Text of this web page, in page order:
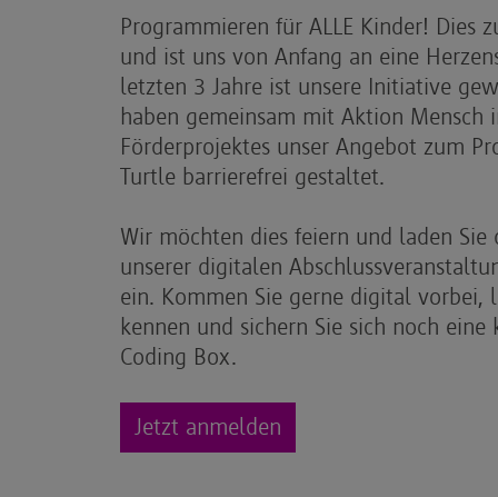
Programmieren für ALLE Kinder! Dies
und ist uns von Anfang an eine
letzten 3 Jahre ist unsere Initiative
haben gemeinsam mit Aktion Mensch
Förderprojektes unser Angebot zum
Turtle barrierefrei gestaltet.
Wir möchten dies feiern und laden Sie
unserer digitalen
ein. Kommen Sie gerne digital vorbei,
kennen und sichern Sie sich noch eine
Coding Box.
Jetzt anmelden